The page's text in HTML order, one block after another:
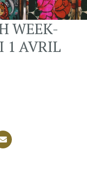
WEEK-
1 AVRIL